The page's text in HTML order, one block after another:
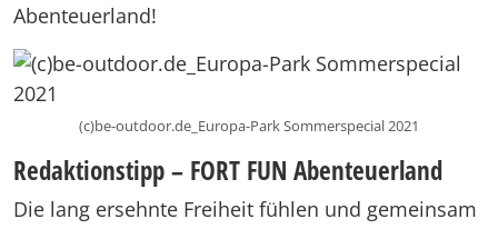
Abenteuerland!
(c)be-outdoor.de_Europa-Park Sommerspecial 2021
Redaktionstipp – FORT FUN Abenteuerland
Die lang ersehnte Freiheit fühlen und gemeinsam